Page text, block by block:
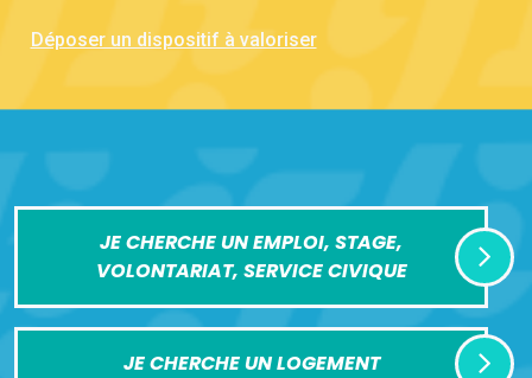
Déposer un dispositif à valoriser
JE CHERCHE UN EMPLOI, STAGE,
VOLONTARIAT, SERVICE CIVIQUE
JE CHERCHE UN LOGEMENT